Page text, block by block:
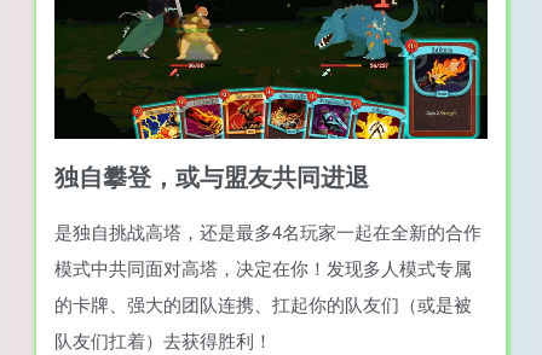
独自攀登，或与盟友共同进退
是独自挑战高塔，还是最多4名玩家一起在全新的合作
模式中共同面对高塔，决定在你！发现多人模式专属
的卡牌、强大的团队连携、扛起你的队友们（或是被
队友们扛着）去获得胜利！